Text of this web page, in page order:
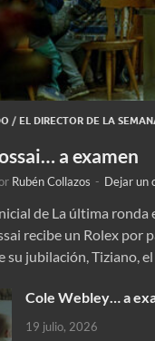
/ EL DIRECTOR DE LA
a examen
Rubén Collazos - Dejar un
de La última ronda
recibe un Rolex por
su jubilación, Tiziano,
Cole Webley… a
19 julio, 2026